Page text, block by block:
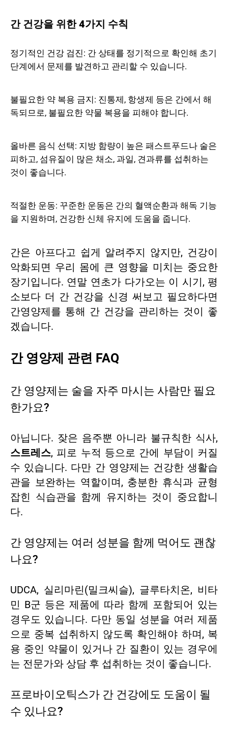
간 건강을 위한 4가지 수칙
정기적인 건강 검진: 간 상태를 정기적으로 확인해 초기
단계에서 문제를 발견하고 관리할 수 있습니다.
불필요한 약 복용 금지: 진통제, 항생제 등은 간에서 해
독되므로, 불필요한 약물 복용을 피해야 합니다.
올바른 음식 선택: 지방 함량이 높은 패스트푸드나 술은
피하고, 섬유질이 많은 채소, 과일, 견과류를 섭취하는
것이 좋습니다.
적절한 운동: 꾸준한 운동은 간의 혈액순환과 해독 기능
을 지원하며, 건강한 신체 유지에 도움을 줍니다.
간은 아프다고 쉽게 알려주지 않지만, 건강이
악화되면 우리 몸에 큰 영향을 미치는 중요한
장기입니다. 연말 연초가 다가오는 이 시기, 평
소보다 더 간 건강을 신경 써보고 필요하다면
간영양제를 통해 간 건강을 관리하는 것이 좋
겠습니다.
간 영양제 관련 FAQ
간 영양제는 술을 자주 마시는 사람만 필요
한가요?
아닙니다. 잦은 음주뿐 아니라 불규칙한 식사,
스트레스, 피로 누적 등으로 간에 부담이 커질
수 있습니다. 다만 간 영양제는 건강한 생활습
관을 보완하는 역할이며, 충분한 휴식과 균형
잡힌 식습관을 함께 유지하는 것이 중요합니
다.
간 영양제는 여러 성분을 함께 먹어도 괜찮
나요?
UDCA, 실리마린(밀크씨슬), 글루타치온, 비타
민 B군 등은 제품에 따라 함께 포함되어 있는
경우도 있습니다. 다만 동일 성분을 여러 제품
으로 중복 섭취하지 않도록 확인해야 하며, 복
용 중인 약물이 있거나 간 질환이 있는 경우에
는 전문가와 상담 후 섭취하는 것이 좋습니다.
프로바이오틱스가 간 건강에도 도움이 될
수 있나요?